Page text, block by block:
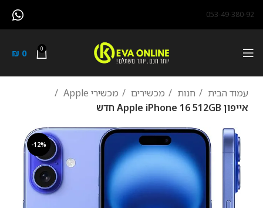
053-49-380-92
0
₪ 0
עמוד הבית חנות מכשירים
מכשירי Apple
אייפון Apple iPhone 16 512GB חדש
-12%